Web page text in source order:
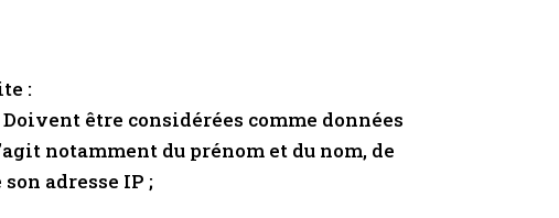
:
être considérées comme données
notamment du prénom et du nom, de
adresse IP ;